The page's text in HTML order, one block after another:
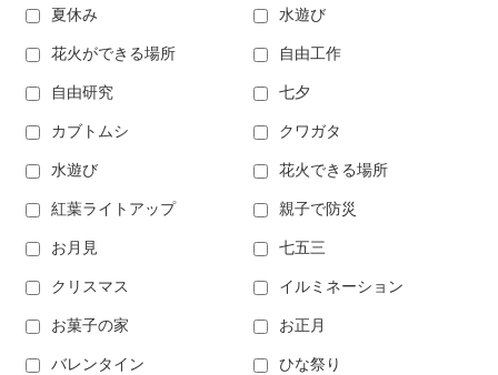
夏休み 水遊び
花火ができる場所 自由工作
自由研究 七夕
カブトムシ クワガタ
水遊び 花火できる場所
紅葉ライトアップ 親子で防災
お月見 七五三
クリスマス イルミネーション
お菓子の家 お正月
バレンタイン ひな祭り